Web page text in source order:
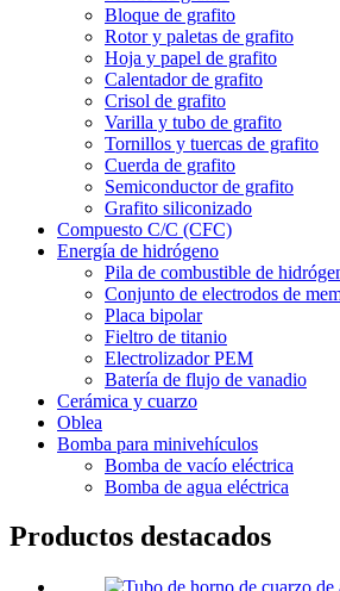
Bloque de grafito
Rotor y paletas de grafito
Hoja y papel de grafito
Calentador de grafito
Crisol de grafito
Varilla y tubo de grafito
Tornillos y tuercas de grafito
Cuerda de grafito
Semiconductor de grafito
Grafito siliconizado
Compuesto C/C (CFC)
Energía de hidrógeno
Pila de combustible de
Conjunto de electrodos de
Placa bipolar
Fieltro de titanio
Electrolizador PEM
Batería de flujo de vanadio
Cerámica y cuarzo
Oblea
Bomba para minivehículos
Bomba de vacío eléctrica
Bomba de agua eléctrica
Productos destacados